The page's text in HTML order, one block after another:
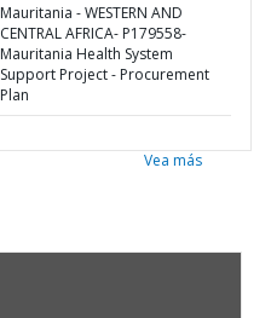
Mauritania - WESTERN AND
CENTRAL AFRICA- P179558-
Mauritania Health System
Support Project - Procurement
Plan
Vea más